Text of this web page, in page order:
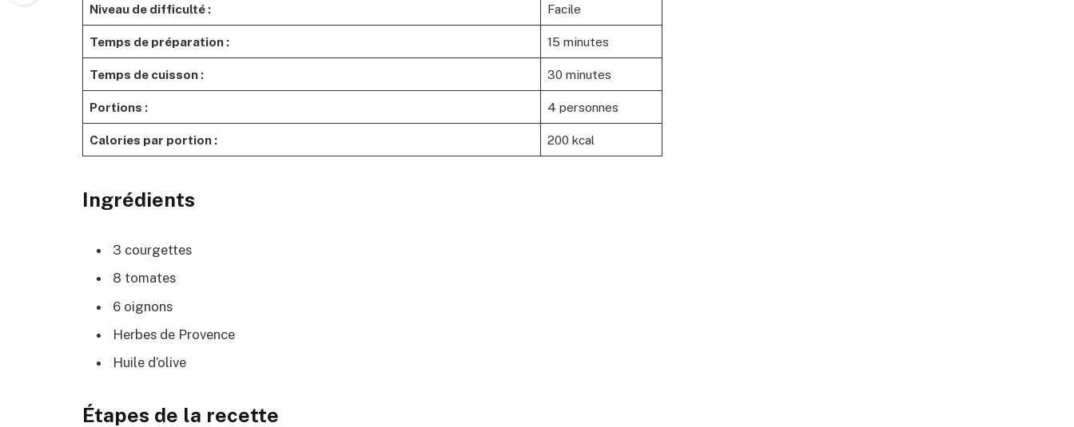
Niveau de difficulté : Facile
Temps de préparation : 15 minutes
Temps de cuisson : 30 minutes
Portions : 4 personnes
Calories par portion : 200 kcal
Ingrédients
3 courgettes
8 tomates
6 oignons
Herbes de Provence
Huile d’olive
Étapes de la recette